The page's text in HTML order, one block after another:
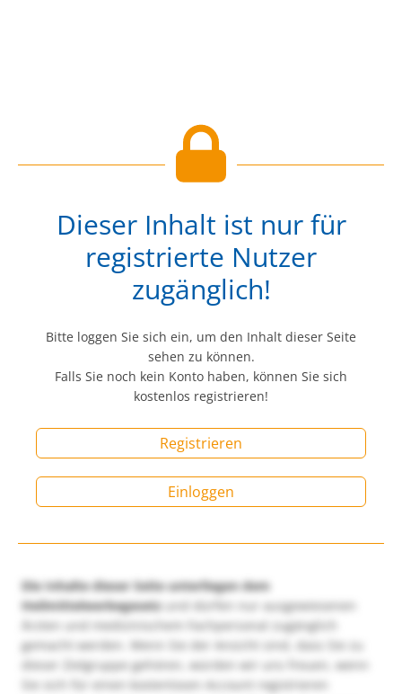
Dieser Inhalt ist nur für
registrierte Nutzer
zugänglich!
Bitte loggen Sie sich ein, um den Inhalt dieser Seite
sehen zu können.
Falls Sie noch kein Konto haben, können Sie sich
kostenlos registrieren!
Registrieren
Einloggen
Die Inhalte dieser Seite unterliegen dem
Heilmittelwerbegesetzund dürfen nur ausgewiesenen
Ärzten und medizinischem Fachpersonal zugänglich
gemacht werden. Wenn Sie der Ansicht sind, dass Sie zu
dieser Zielgruppe gehören, würden wir uns freuen, wenn
Sie sich für einen kostenlosen Account registrieren